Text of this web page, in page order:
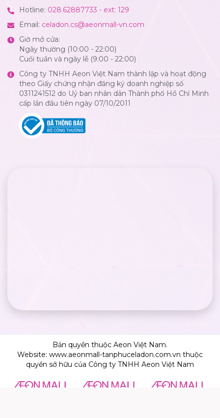
Hotline: 028.62887733 - ext: 129
Email: celadon.cs@aeonmall-vn.com
Giờ mở cửa:
Ngày thường (10:00 - 22:00)
Cuối tuần và ngày lễ (9:00 - 22:00)
Công ty TNHH Aeon Việt Nam thành lập và hoạt động
theo Giấy chứng nhận đăng ký doanh nghiệp số
0311241512 do Uỷ ban nhân dân Thành phố Hồ Chí Minh
cấp lần đầu tiên ngày 07/10/2011
Bản quyền thuộc Aeon Việt Nam.
Website: www.aeonmall-tanphuceladon.com.vn thuộc
quyền sở hữu của Công ty TNHH Aeon Việt Nam